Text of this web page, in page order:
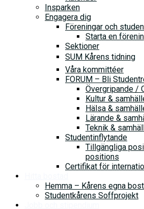
Insparken
Engagera dig
Föreningar och
Starta en
Sektioner
SUM Kårens tidning
Våra kommittéer
FORUM – Bli
Övergripande /
Kultur &
Hälsa &
Lärande &
Teknik &
Studentinflytande
Tillgängliga
positions
Certifikat för
Hemma – Kårens egna
Studentkårens Soffprojekt